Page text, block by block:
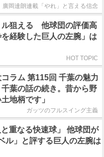
廣岡達朗連載「やれ」と言える信念
ル狙える 他球団の評価高
経験した巨人の左腕」は
HOT TOPIC
ラム 第115回 千葉の魅力
千葉の話の続き。昔から野
地柄です」
ガッツのフルスイング主義
と重なる快速球」 他球団が
ル」と評する巨人の左腕は